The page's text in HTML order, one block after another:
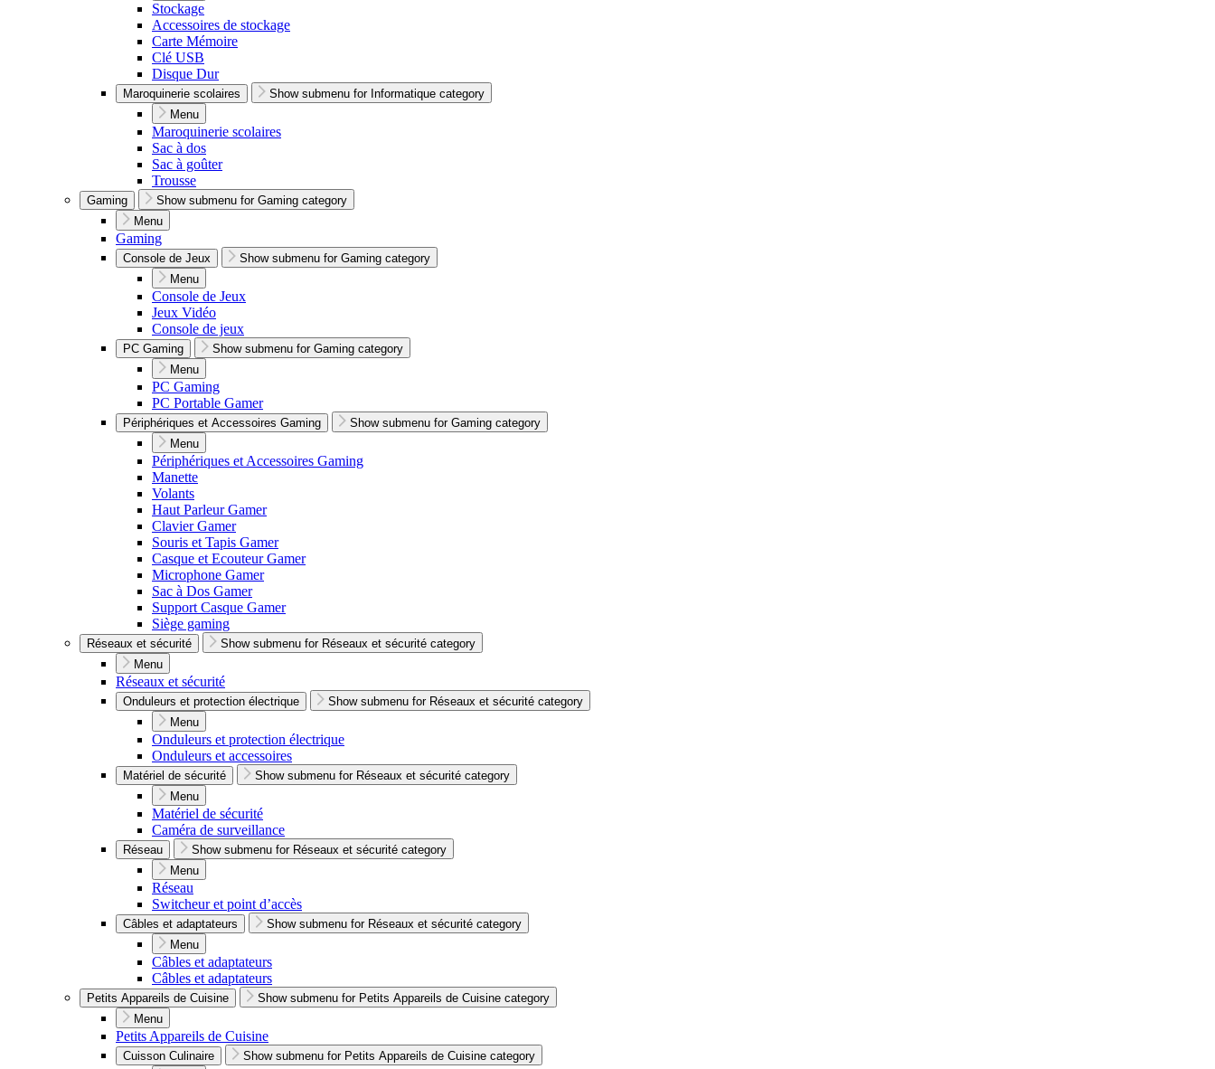
Stockage
Accessoires de stockage
Carte Mémoire
Clé USB
Disque Dur
Maroquinerie scolaires
Show submenu for Informatique category
Menu
Maroquinerie scolaires
Sac à dos
Sac à goûter
Trousse
Gaming
Show submenu for Gaming category
Menu
Gaming
Console de Jeux
Show submenu for Gaming category
Menu
Console de Jeux
Jeux Vidéo
Console de jeux
PC Gaming
Show submenu for Gaming category
Menu
PC Gaming
PC Portable Gamer
Périphériques et Accessoires Gaming
Show submenu for Gaming category
Menu
Périphériques et Accessoires Gaming
Manette
Volants
Haut Parleur Gamer
Clavier Gamer
Souris et Tapis Gamer
Casque et Ecouteur Gamer
Microphone Gamer
Sac à Dos Gamer
Support Casque Gamer
Siège gaming
Réseaux et sécurité
Show submenu for Réseaux et sécurité category
Menu
Réseaux et sécurité
Onduleurs et protection électrique
Show submenu for Réseaux et sécurité category
Menu
Onduleurs et protection électrique
Onduleurs et accessoires
Matériel de sécurité
Show submenu for Réseaux et sécurité category
Menu
Matériel de sécurité
Caméra de surveillance
Réseau
Show submenu for Réseaux et sécurité category
Menu
Réseau
Switcheur et point d’accès
Câbles et adaptateurs
Show submenu for Réseaux et sécurité category
Menu
Câbles et adaptateurs
Câbles et adaptateurs
Petits Appareils de Cuisine
Show submenu for Petits Appareils de Cuisine category
Menu
Petits Appareils de Cuisine
Cuisson Culinaire Show submenu for Petits Appareils de Cuisine category